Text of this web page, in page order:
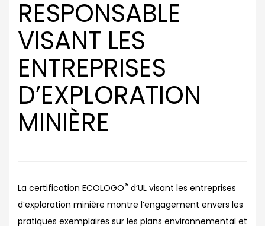
RESPONSABLE
VISANT LES
ENTREPRISES
D’EXPLORATION
MINIÈRE
La certification ECOLOGO® d’UL visant les entreprises
d’exploration minière montre l’engagement envers les
pratiques exemplaires sur les plans environnemental et